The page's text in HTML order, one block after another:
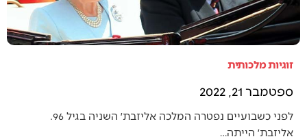
זוגיות מלכותית
ספטמבר 21, 2022
לפני כשבועיים נפטרה המלכה אליזבת׳ השניה בגיל 96.
אליזבת׳ הייתה…